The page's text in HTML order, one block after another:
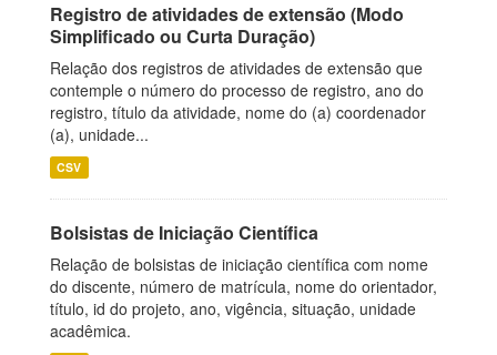
Registro de atividades de extensão (Modo
Simplificado ou Curta Duração)
Relação dos registros de atividades de extensão que
contemple o número do processo de registro, ano do
registro, título da atividade, nome do (a) coordenador
(a), unidade...
CSV
Bolsistas de Iniciação Científica
Relação de bolsistas de iniciação científica com nome
do discente, número de matrícula, nome do orientador,
título, id do projeto, ano, vigência, situação, unidade
acadêmica.